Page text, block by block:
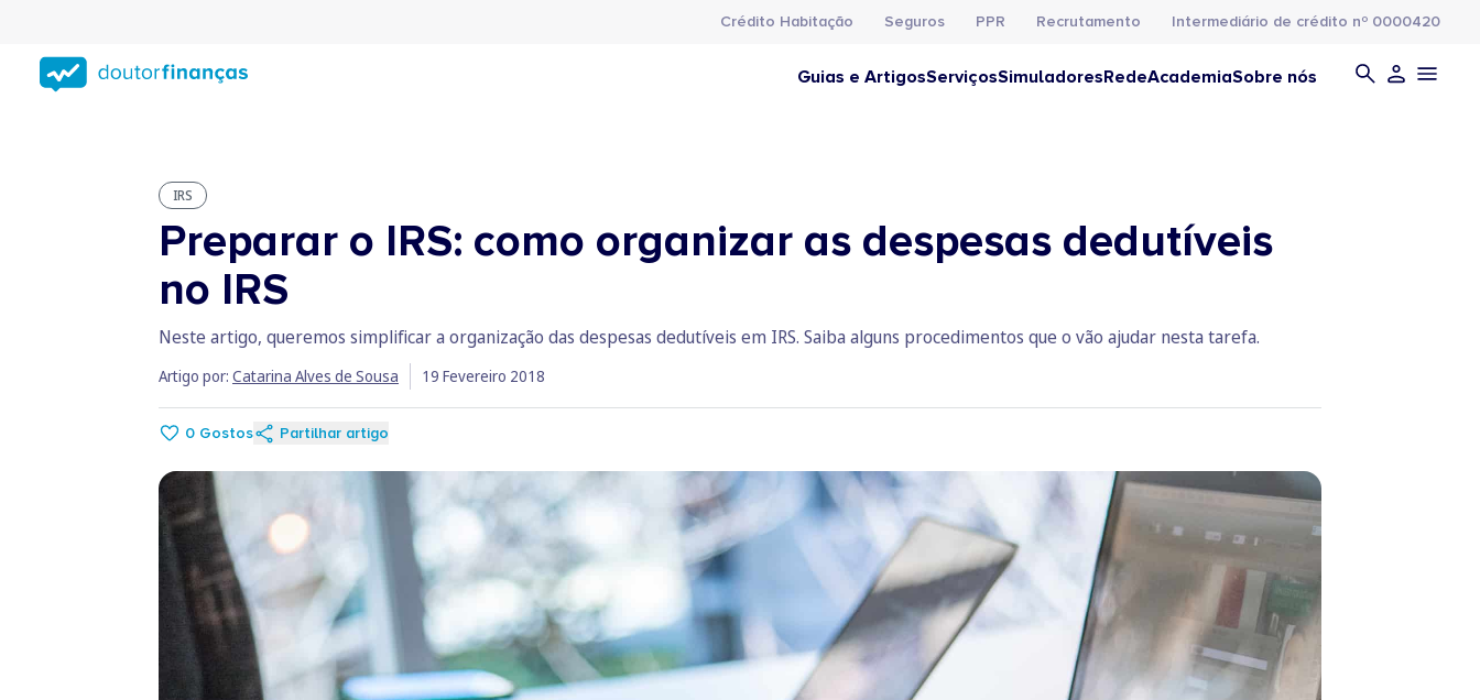
conteúdo
principal
Crédito Habitação Seguros PPR Recrutamento Intermediário de crédito nº 0000420
Guias e ArtigosServiçosSimuladoresRedeAcademiaSobre nós
IRS
Preparar o IRS: como organizar as despesas dedutíveis
no IRS
Neste artigo, queremos simplificar a organização das despesas dedutíveis em IRS. Saiba alguns procedimentos que o vão ajudar nesta tarefa.
Artigo por: Catarina Alves de Sousa 19 Fevereiro 2018
0 Gostos Partilhar artigo